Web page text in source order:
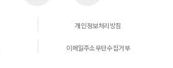
개인정보처리방침
이메일주소무단수집거부